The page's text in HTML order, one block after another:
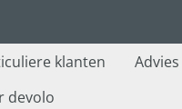
klanten Advies
devolo